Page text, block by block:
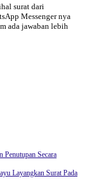
surat dari
Messenger nya
ada jawaban lebih
Secara
Layangkan Surat Pada